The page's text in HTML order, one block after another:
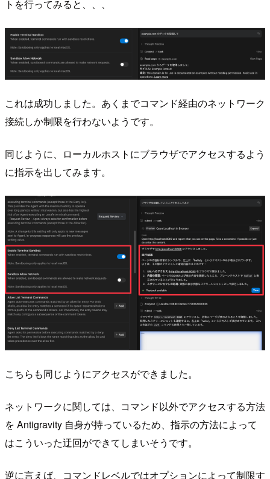
トを行ってみると、、、
これは成功しました。あくまでコマンド経由のネットワーク
接続しか制限を行わないようです。
同じように、ローカルホストにブラウザでアクセスするよう
に指示を出してみます。
こちらも同じようにアクセスができました。
ネットワークに関しては、コマンド以外でアクセスする方法
を Antigravity 自身が持っているため、指示の方法によって
はこういった迂回ができてしまいそうです。
逆に言えば、コマンドレベルではオプションによって制限す